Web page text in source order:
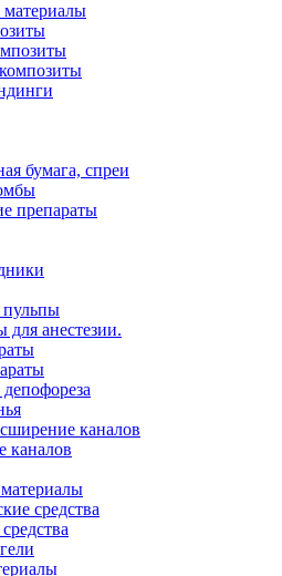
материалы
бумага, спреи
препараты
пульпы
анестезии.
каналов
каналов
средства